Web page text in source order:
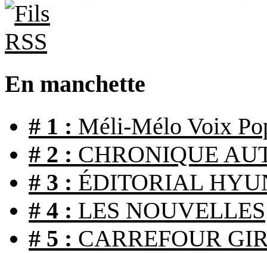
En manchette
# 1 : Méli-Mélo Voix
# 2 : CHRONIQUE
# 3 : ÉDITORIAL
# 4 : LES NOUVELLES
# 5 : CARREFOUR